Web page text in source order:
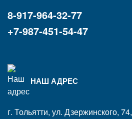
8-917-964-32-77
+7-987-451-54-47
НАШ АДРЕС
г. Тольятти, ул. Дзержинского, 74,